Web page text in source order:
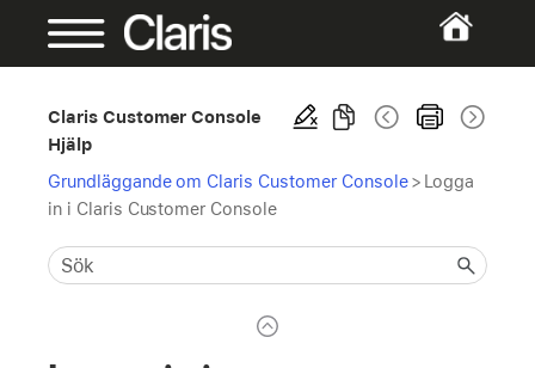
Claris Customer Console
Hjälp
Grundläggande om Claris Customer Console > Logga
in i Claris Customer Console